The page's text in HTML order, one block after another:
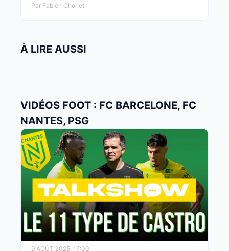
Par Fabien Chorlet
À LIRE AUSSI
VIDÉOS FOOT : FC BARCELONE, FC
NANTES, PSG
9 AOÛT 2025, 17:00